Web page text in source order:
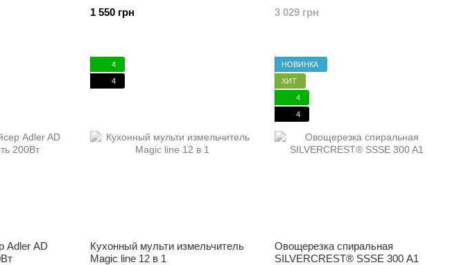
1 550 грн
3 029 грн
Adler AD
4
4
Кухонный мульти измельчитель
Magic line 12 в 1
НОВИНКА
ХИТ
4
4
Овощерезка спиральная
SILVERCREST® SSSE 300 A1